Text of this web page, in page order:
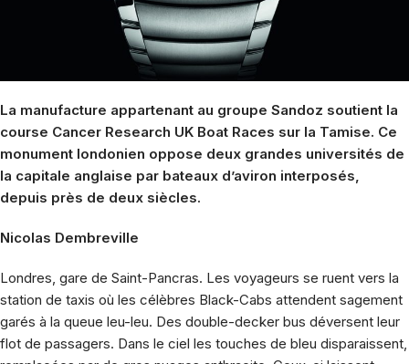
La manufacture appartenant au groupe Sandoz soutient la
course Cancer Research UK Boat Races sur la Tamise. Ce
monument londonien oppose deux grandes universités de
la capitale anglaise par bateaux d’aviron interposés,
depuis près de deux siècles.
Nicolas Dembreville
Londres, gare de Saint-Pancras. Les voyageurs se ruent vers la
station de taxis où les célèbres Black-Cabs attendent sagement
garés à la queue leu-leu. Des double-decker bus déversent leur
flot de passagers. Dans le ciel les touches de bleu disparaissent,